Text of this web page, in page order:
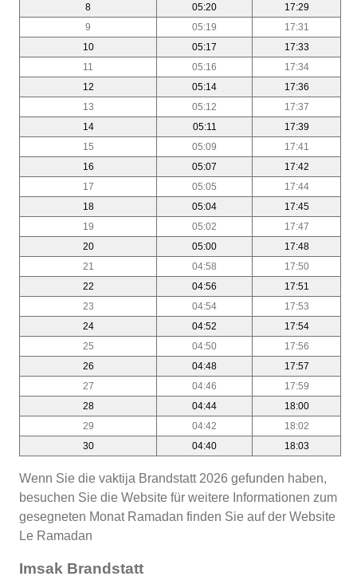
8
05:20
17:29
9
05:19
17:31
10
05:17
17:33
11
05:16
17:34
12
05:14
17:36
13
05:12
17:37
14
05:11
17:39
15
05:09
17:41
16
05:07
17:42
17
05:05
17:44
18
05:04
17:45
19
05:02
17:47
20
05:00
17:48
21
04:58
17:50
22
04:56
17:51
23
04:54
17:53
24
04:52
17:54
25
04:50
17:56
26
04:48
17:57
27
04:46
17:59
28
04:44
18:00
29
04:42
18:02
30
04:40 18:03
Wenn Sie die vaktija Brandstatt 2026 gefunden haben,
besuchen Sie die Website für weitere Informationen zum
gesegneten Monat Ramadan finden Sie auf der Website
Le Ramadan
Imsak Brandstatt